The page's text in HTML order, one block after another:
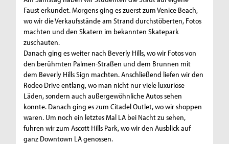
Faust erkundet. Morgens ging es zuerst zum Venice Beach,
wo wir die Verkaufsstände am Strand durchstöberten, Fotos
machten und den Skatern im bekannten Skatepark
zuschauten.
Danach ging es weiter nach Beverly Hills, wo wir Fotos von
den berühmten Palmen-Straßen und dem Brunnen mit
dem Beverly Hills Sign machten. Anschließend liefen wir den
Rodeo Drive entlang, wo man nicht nur viele luxuriöse
Läden, sondern auch außergewöhnliche Autos sehen
konnte. Danach ging es zum Citadel Outlet, wo wir shoppen
waren. Um noch ein letztes Mal LA bei Nacht zu sehen,
fuhren wir zum Ascott Hills Park, wo wir den Ausblick auf
ganz Downtown LA genossen.